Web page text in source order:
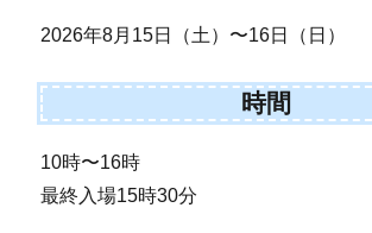
2026年8月15日（土）〜16日（日）
時間
10時〜16時
最終入場15時30分